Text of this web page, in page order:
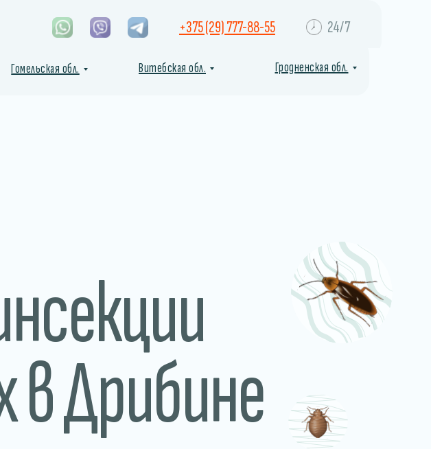
+375 (29) 777-88-55 24/7
Гомельская обл. Гродненская обл.
Витебская обл.
Дрибине